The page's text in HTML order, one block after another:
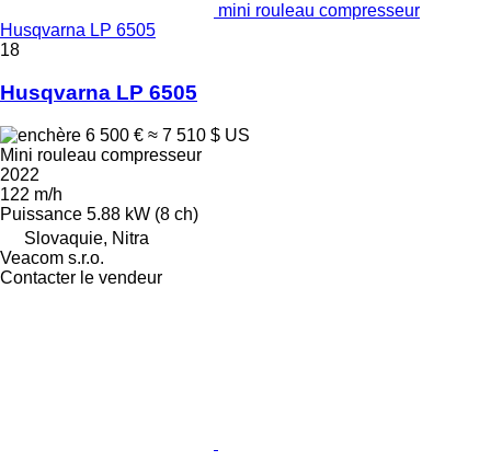
mini rouleau compresseur
Husqvarna LP 6505
18
Husqvarna LP 6505
6 500 € ≈ 7 510 $ US
Mini rouleau compresseur
2022
122 m/h
Puissance 5.88 kW (8 ch)
Slovaquie, Nitra
Veacom s.r.o.
Contacter le vendeur